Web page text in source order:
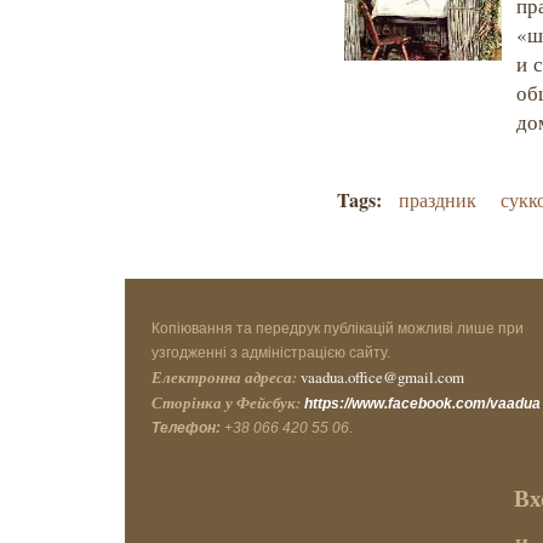
и
Tags: праздник
Копіювання та передрук публікацій можливі лише при
узгодженні з адміністрацією сайту.
Електронна адреса: vaadua.office@gmail.com
Сторінка у Фейсбук: https://www.facebook.com/vaadua
Телефон: +38 066 420 55 06.